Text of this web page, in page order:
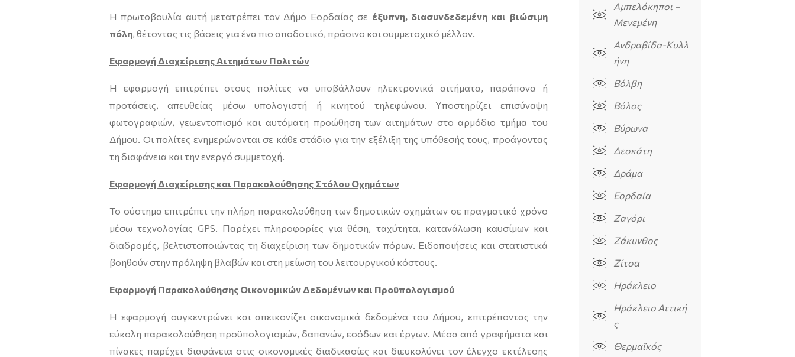
Η πρωτοβουλία αυτή μετατρέπει τον Δήμο Εορδαίας σε έξυπνη, διασυνδεδεμένη και βιώσιμη
πόλη, θέτοντας τις βάσεις για ένα πιο αποδοτικό, πράσινο και συμμετοχικό μέλλον.
Εφαρμογή Διαχείρισης Αιτημάτων Πολιτών
Η εφαρμογή επιτρέπει στους πολίτες να υποβάλλουν ηλεκτρονικά αιτήματα, παράπονα ή
προτάσεις, απευθείας μέσω υπολογιστή ή κινητού τηλεφώνου. Υποστηρίζει επισύναψη
φωτογραφιών, γεωεντοπισμό και αυτόματη προώθηση των αιτημάτων στο αρμόδιο τμήμα του
Δήμου. Οι πολίτες ενημερώνονται σε κάθε στάδιο για την εξέλιξη της υπόθεσής τους, προάγοντας
τη διαφάνεια και την ενεργό συμμετοχή.
Εφαρμογή Διαχείρισης και Παρακολούθησης Στόλου Οχημάτων
Το σύστημα επιτρέπει την πλήρη παρακολούθηση των δημοτικών οχημάτων σε πραγματικό χρόνο
μέσω τεχνολογίας GPS. Παρέχει πληροφορίες για θέση, ταχύτητα, κατανάλωση καυσίμων και
διαδρομές, βελτιστοποιώντας τη διαχείριση των δημοτικών πόρων. Ειδοποιήσεις και στατιστικά
βοηθούν στην πρόληψη βλαβών και στη μείωση του λειτουργικού κόστους.
Εφαρμογή Παρακολούθησης Οικονομικών Δεδομένων και Προϋπολογισμού
Η εφαρμογή συγκεντρώνει και απεικονίζει οικονομικά δεδομένα του Δήμου, επιτρέποντας την
εύκολη παρακολούθηση προϋπολογισμών, δαπανών, εσόδων και έργων. Μέσα από γραφήματα και
πίνακες παρέχει διαφάνεια στις οικονομικές διαδικασίες και διευκολύνει τον έλεγχο εκτέλεσης
Αμπελόκηποι –
Μενεμένη
Ανδραβίδα-Κυλλ
ήνη
Βόλβη
Βόλος
Βύρωνα
Δεσκάτη
Δράμα
Εορδαία
Ζαγόρι
Ζάκυνθος
Ζίτσα
Ηράκλειο
Ηράκλειο Αττική
ς
Θερμαϊκός